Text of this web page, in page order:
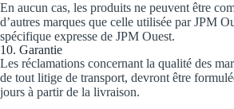
En aucun cas, les produits ne peuvent être
d’autres marques que celle utilisée par JPM
spécifique expresse de JPM Ouest.
10. Garantie
Les réclamations concernant la qualité des
de tout litige de transport, devront être
jours à partir de la livraison.